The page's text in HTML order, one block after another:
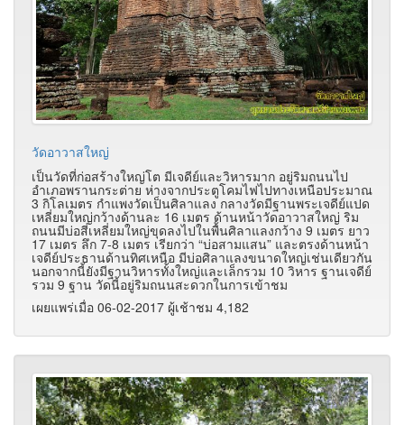
วัดอาวาสใหญ่
เป็นวัดที่ก่อสร้างใหญ่โต มีเจดีย์และวิหารมาก อยู่ริมถนนไป
อำเภอพรานกระต่าย ห่างจากประตูโคมไฟไปทางเหนือประมาณ
3 กิโลเมตร กำแพงวัดเป็นศิลาแลง กลางวัดมีฐานพระเจดีย์แปด
เหลี่ยมใหญ่กว้างด้านละ 16 เมตร ด้านหน้าวัดอาวาสใหญ่ ริม
ถนนมีบ่อสี่เหลี่ยมใหญ่ขุดลงไปในพื้นศิลาแลงกว้าง 9 เมตร ยาว
17 เมตร ลึก 7-8 เมตร เรียกว่า “บ่อสามแสน” และตรงด้านหน้า
เจดีย์ประธานด้านทิศเหนือ มีบ่อศิลาแลงขนาดใหญ่เช่นเดียวกัน
นอกจากนี้ยังมีฐานวิหารทั้งใหญ่และเล็กรวม 10 วิหาร ฐานเจดีย์
รวม 9 ฐาน วัดนี้อยู่ริมถนนสะดวกในการเข้าชม
เผยแพร่เมื่อ 06-02-2017 ผู้เช้าชม 4,182